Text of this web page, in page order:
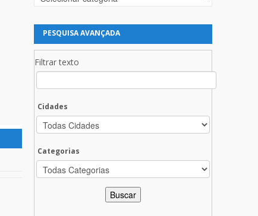
PESQUISA AVANÇADA
Filtrar texto
Cidades
Categorias